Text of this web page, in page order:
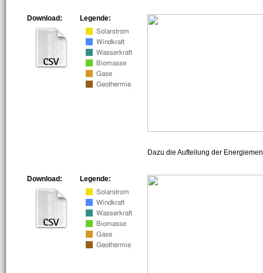
Legende:
Download:
Dazu die Aufteilung der
Legende:
Download: